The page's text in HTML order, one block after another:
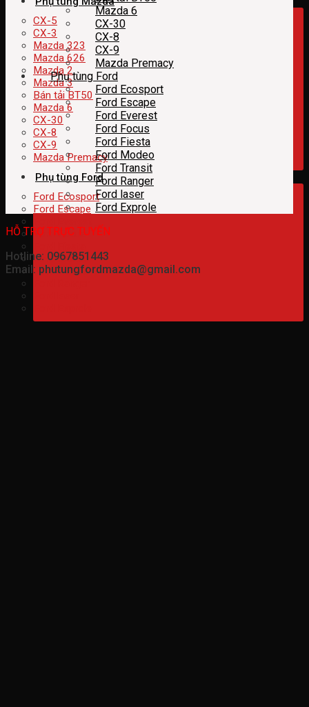
CX-5
CX-3
Mazda 323
Mazda 626
Mazda 2
Mazda 3
Bán tải BT50
Mazda 6
CX-30
CX-8
CX-9
Mazda Premacy
Phụ tùng Ford
Ford Ecosport
Ford Escape
Ford Focus
Ford Modeo
Ford Transit
Mazda 6
CX-30
CX-8
CX-9
Mazda Premacy
Phụ tùng Ford
Ford Ecosport
Ford Escape
Ford Everest
Ford Focus
Ford Fiesta
Ford Modeo
Ford Transit
Ford Ranger
Ford laser
Ford Exprole
HỖ TRỢ TRỰC TUYẾN
Hotline: 0967851443
Email: phutungfordmazda@gmail.com